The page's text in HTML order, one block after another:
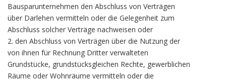
Bausparunternehmen den Abschluss von Verträgen
über Darlehen vermitteln oder die Gelegenheit zum
Abschluss solcher Verträge nachweisen oder
2. den Abschluss von Verträgen über die Nutzung der
von ihnen für Rechnung Dritter verwalteten
Grundstücke, grundstücksgleichen Rechte, gewerblichen
Räume oder Wohnräume vermitteln oder die